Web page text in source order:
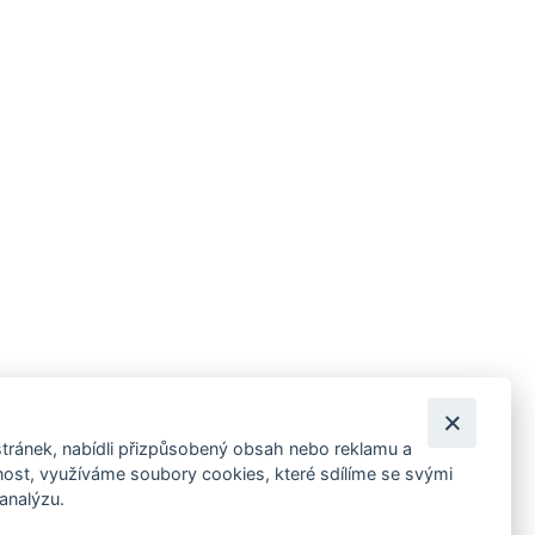
pozvánky na kulturní a sportovní akce?
nabídli přizpůsobený obsah nebo reklamu a
využíváme soubory cookies, které sdílíme se svými